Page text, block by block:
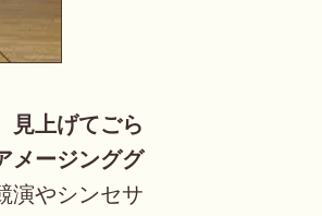
見上げてごら
メージンググ
演やシンセサ